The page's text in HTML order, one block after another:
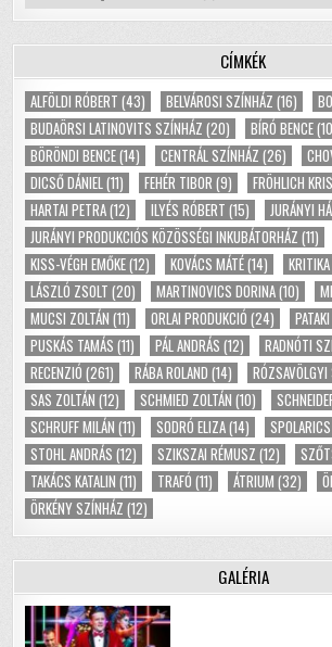
CÍMKÉK
ALFÖLDI RÓBERT (43) BELVÁROSI SZÍNHÁZ (16)
BUDAÖRSI LATINOVITS SZÍNHÁZ (20) BÍRÓ BENCE
BÖRÖNDI BENCE(14) CENTRÁL SZÍNHÁZ (26)
DICSŐ DÁNIEL (11) FEHÉR TIBOR (9) FRÖHLICH
HARTAI PETRA(12) ILYÉS RÓBERT (15) JURÁNYI
JURÁNYI PRODUKCIÓS KÖZÖSSÉGI INKUBÁTORHÁZ (11)
KISS-VÉGH EMŐKE(12) KOVÁCS MÁTÉ(14) KRITIKA
LÁSZLÓ ZSOLT (20) MARTINOVICS DORINA(10)
MUCSI ZOLTÁN (11) ORLAI PRODUKCIÓ (24)
PUSKÁS TAMÁS (11) PÁL ANDRÁS (12) RADNÓTI
RECENZIÓ (261) RÁBA ROLAND (14) RÓZSAVÖLGYI
SAS ZOLTÁN (12) SCHMIED ZOLTÁN (10)
SCHRUFF MILÁN (11) SODRÓ ELIZA(14)
STOHL ANDRÁS (12) SZIKSZAI RÉMUSZ (12)
TAKÁCS KATALIN (11) TRAFÓ (11) ÁTRIUM (32)
ÖRKÉNY SZÍNHÁZ (12)
GALÉRIA